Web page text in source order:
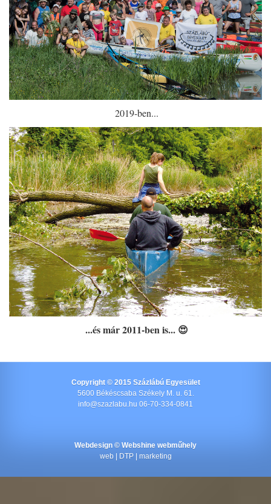
2019-ben...
...és már 2011-ben is... 😍
Copyright © 2015 Százlábú Egyesület
5600 Békéscsaba Székely M. u. 61.
info@szazlabu.hu 06-70-334-0841
Webdesign © Webshine webműhely
web | DTP | marketing